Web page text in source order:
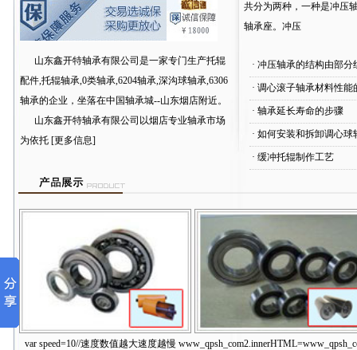
山东鑫开特轴承有限公司是一家专门生产托辊
配件,托辊轴承,0类轴承,6204轴承,深沟球轴承,6306
轴承的企业，坐落在中国轴承城--山东烟店附近。
山东鑫开特轴承有限公司以烟店专业轴承市场
为依托 [更多信息]
共分为两种，一种是冲压
轴承座。冲压
· 冲压轴承的结构由部分
· 调心滚子轴承材料性能
· 轴承延长寿命的步骤
· 如何安装和拆卸调心球
· 缓冲托辊制作工艺
单密封托辊轴承 双密封托辊轴承
var speed=10//速度数值越大速度越慢